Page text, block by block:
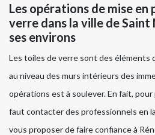
Les opérations de mise en
verre dans la ville de
ses environs
Les toiles de verre sont des éléments
au niveau des murs intérieurs des
opérations est à soulever. En fait,
faut contacter des professionnels en
vous proposer de faire confiance à